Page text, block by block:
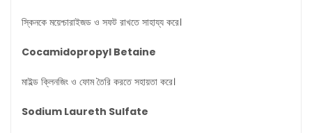
স্কিনকে ময়েশ্চারাইজড ও সফট রাখতে সাহায্য করে।
Cocamidopropyl Betaine
মাইল্ড ক্লিনজিং ও ফোম তৈরি করতে সহায়তা করে।
Sodium Laureth Sulfate